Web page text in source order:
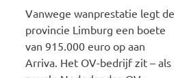
Vanwege wanprestatie legt de
provincie Limburg een boete
van 915.000 euro op aan
Arriva. Het OV-bedrijf zit – als